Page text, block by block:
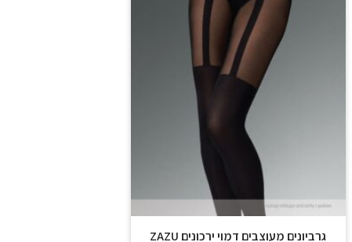
גרביונים מעוצבים דמוי ירכונים ZAZU